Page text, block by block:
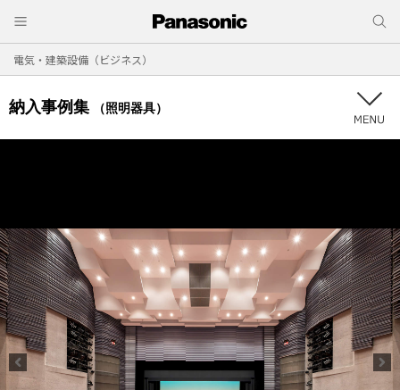
電気・建築設備（ビジネス）
納入事例集 （照明器具）